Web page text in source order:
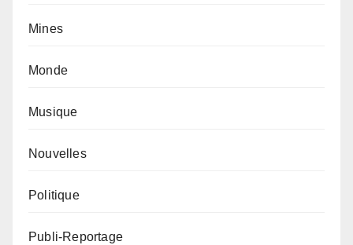
Mines
Monde
Musique
Nouvelles
Politique
Publi-Reportage